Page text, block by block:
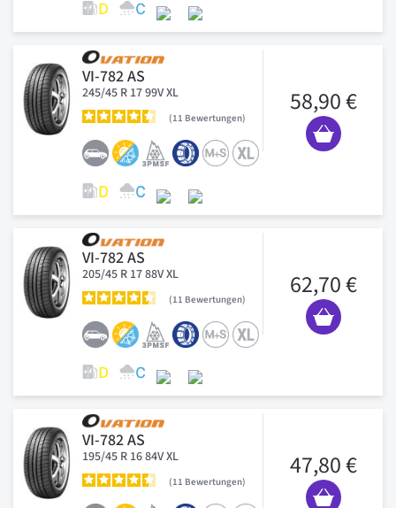
VI-782 AS
245/45 R 17 99V XL
11 Bewertungen
58,90 €
VI-782 AS
205/45 R 17 88V XL
11 Bewertungen 62,70 €
VI-782 AS
195/45 R 16 84V XL
11 Bewertungen
47,80 €